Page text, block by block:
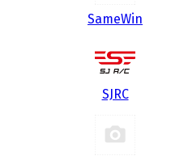
SameWin
SJRC